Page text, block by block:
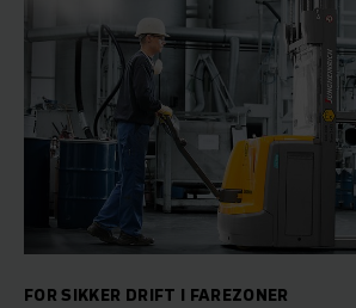
FOR SIKKER DRIFT I FAREZONER